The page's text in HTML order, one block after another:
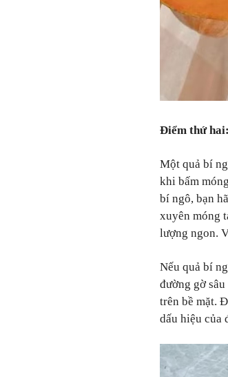
Điểm thứ
Một quả bí
khi bấm
bí ngô, bạn
xuyên móng
lượng ngon.
Nếu quả bí
đường gờ
trên bề mặt.
dấu hiệu của